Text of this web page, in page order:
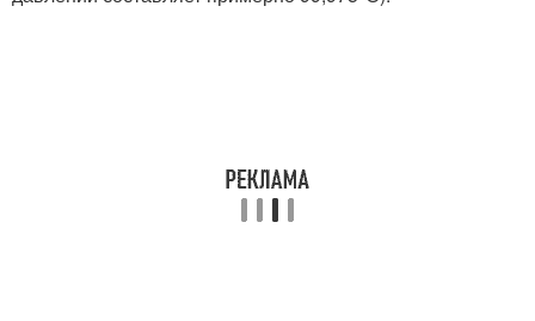
Точки в образовании Точки в строительстве